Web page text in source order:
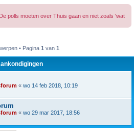
polls moeten over Thuis gaan en niet zoals 'wat
• Pagina 1 van 1
« wo 14 feb 2018, 10:19
« wo 29 mar 2017, 18:56